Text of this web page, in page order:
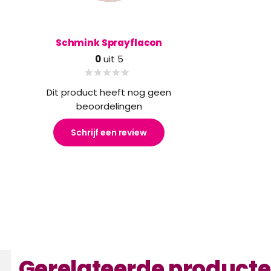
Schmink Sprayflacon
0uit 5
Dit product heeft nog geen
beoordelingen
Schrijf een review